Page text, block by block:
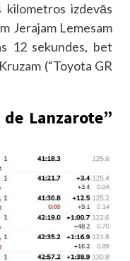
izdevās
Jerajam Lemesam
12 sekundes, bet
(“Toyota GR
Lanzarote”